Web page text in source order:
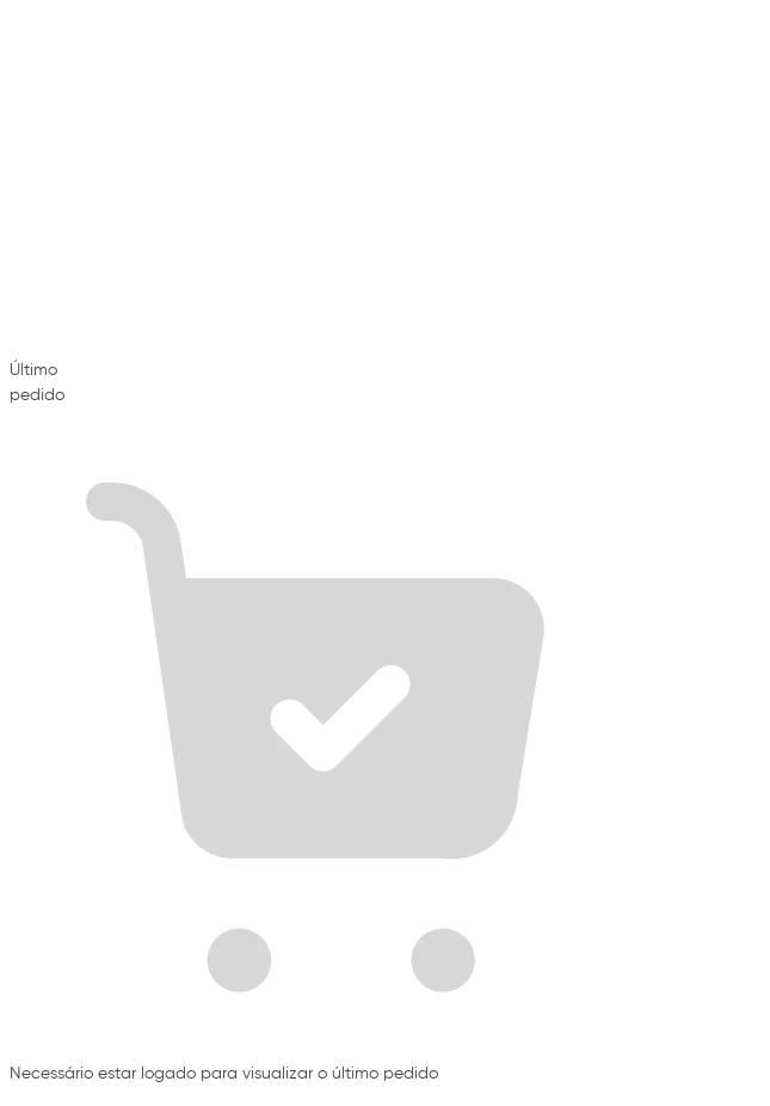
Último
pedido
Necessário estar logado para visualizar o último pedido